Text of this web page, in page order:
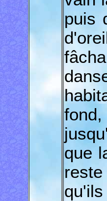
puis
que
qu'ils